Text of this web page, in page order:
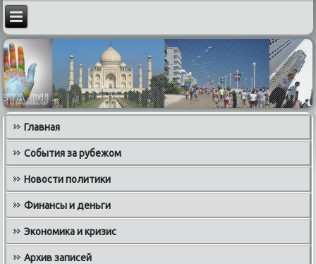
Главная
События за рубежом
Новости политики
Финансы и деньги
Экономика и кризис
Архив записей